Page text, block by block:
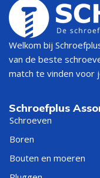
Welkom bij
van de beste
match te vinden voor
Schroefplus
Schroeven
Boren
Bouten en moeren